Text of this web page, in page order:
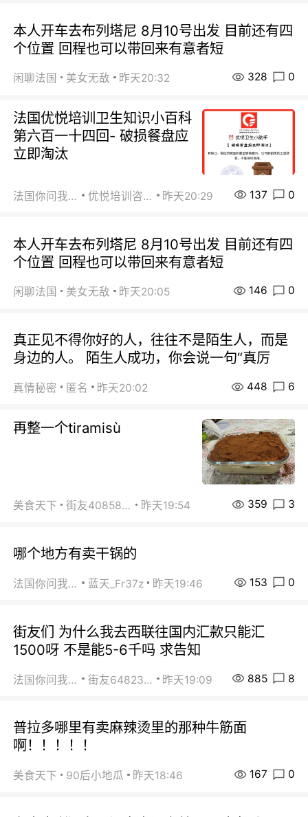
本人开车去布列塔尼 8月10号出发 目前还有四
个位置 回程也可以带回来有意者短
闲聊法国 美女无敌 昨天20:32 328 0
法国优悦培训卫生知识小百科
第六百一十四回- 破损餐盘应
立即淘汰
法国你问我答 优悦培训咨询 昨天20:29 137 0
本人开车去布列塔尼 8月10号出发 目前还有四
个位置 回程也可以带回来有意者短
闲聊法国 美女无敌 昨天20:05 146 0
真正见不得你好的人，往往不是陌生人，而是
身边的人。 陌生人成功，你会说一句“真厉
真情秘密 匿名 昨天20:02 448 6
再整一个tiramisù
美食天下 街友40858442 昨天19:54 359 3
哪个地方有卖干锅的
法国你问我答 蓝天_Fr37z 昨天19:46 153 0
街友们 为什么我去西联往国内汇款只能汇
1500呀 不是能5-6千吗 求告知
法国你问我答 街友64823891 昨天19:09 885 8
普拉多哪里有卖麻辣烫里的那种牛筋面
啊！！！！！
美食天下 90后小地瓜 昨天18:46 167 0